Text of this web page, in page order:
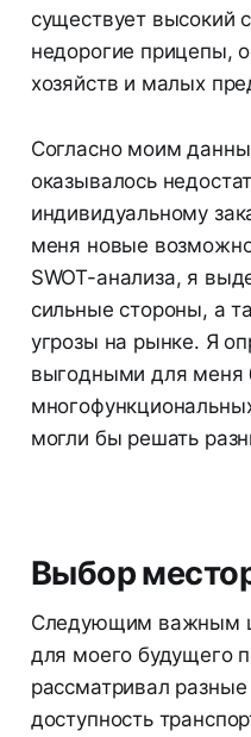
существует высокий
недорогие прицепы,
хозяйств и малых
Согласно моим
оказывалось
индивидуальному
меня новые
SWOT-анализа, я
сильные стороны, а
угрозы на рынке. Я
выгодными для меня
могли бы решать
Выбор
Следующим важным
для моего будущего
рассматривал
доступность